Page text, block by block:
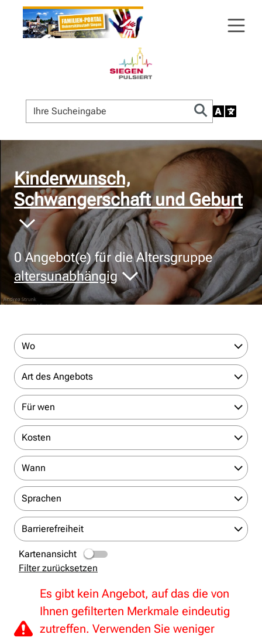
Kinderwunsch,
Schwangerschaft und Geburt
0Angebot(e) für die Altersgruppe
altersunabhängig
Wo
Art des Angebots
Für wen
Kosten
Wann
Sprachen
Barrierefreiheit
Kartenansicht
Filter zurücksetzen
Es gibt kein Angebot, auf das die von
Ihnen gefilterten Merkmale eindeutig
zutreffen. Verwenden Sie weniger